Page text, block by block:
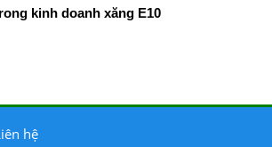
kinh doanh xăng E10
hệ